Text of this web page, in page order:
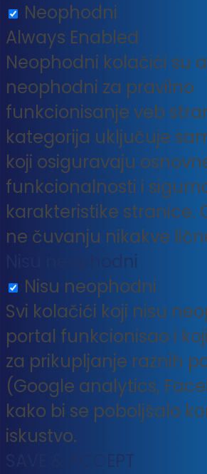
Neophodni
Always Enabled
Neophodni kolačići su
neophodni za pravilno
funkcionisanje veb
kategorija uključuje
koji osiguravaju
funkcionalnosti i
karakteristike stranice.
ne čuvanju nikakve
Nisu neophodni
Nisu neophodni
Svi kolačići koji nisu
portal funkcionisao i
za prikupljanje raznih
(Google analytics,
kako bi se poboljšalo
iskustvo.
SAVE & ACCEPT